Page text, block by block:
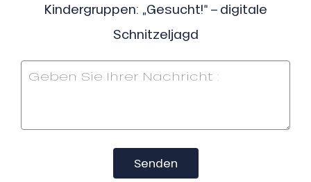
Kindergruppen: „Gesucht!“ – digitale
Schnitzeljagd
Senden